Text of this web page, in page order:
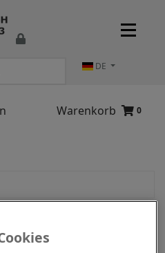
Warenkorb 0
DE